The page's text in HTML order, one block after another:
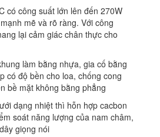
có công suất lớn lên đến 270W
mẽ và rõ ràng. Với công
lại cảm giác chân thực cho
làm bằng nhựa, gia cố bằng
có độ bền cho loa, chống cong
bề mặt không bằng phẳng
dạng nhiệt thì hỗn hợp cacbon
soát năng lượng của nam châm,
giọng nói